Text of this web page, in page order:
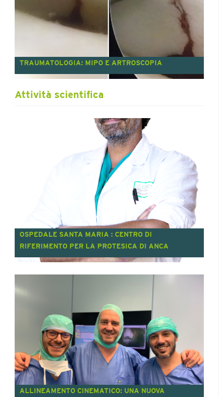
TRAUMATOLOGIA: MIPO E ARTROSCOPIA
Attività scientifica
OSPEDALE SANTA MARIA : CENTRO DI
RIFERIMENTO PER LA PROTESICA DI ANCA
ALLINEAMENTO CINEMATICO: UNA NUOVA